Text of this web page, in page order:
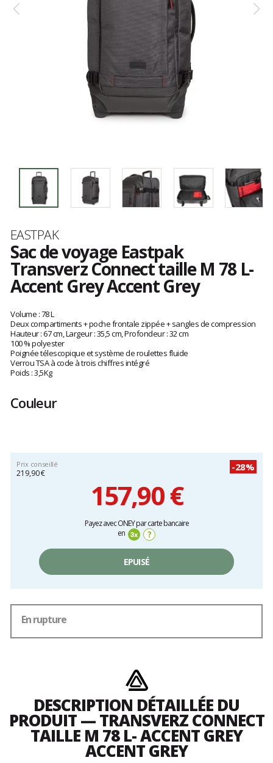
Marque
EASTPAK
Sac de voyage Eastpak
Transverz Connect taille M 78 L-
Accent Grey Accent Grey
avis
clients
Volume : 78 L
Deux compartiments + poche frontale zippée + sangles de compression
Hauteur : 67 cm, Largeur : 35,5 cm, Profondeur : 32 cm
100 % polyester
Poignée télescopique et système de roulettes fluide
Verrou TSA à code à trois chiffres intégré
Poids : 3,5Kg
Couleur
Prix conseillé
219,90 €
-28%
157,90 €
Payez avec ONEY par carte bancaire
en
?
EPUISÉ
En rupture
DESCRIPTION DÉTAILLÉE DU
PRODUIT — TRANSVERZ CONNECT
TAILLE M 78 L- ACCENT GREY
ACCENT GREY